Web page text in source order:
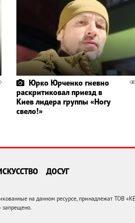
Юрко Юрченко гневно
раскритиковал приезд в
Киев лидера группы «Ногу
свело!»
ДОСУГ
на данном ресурсе, принадлежат ТОВ